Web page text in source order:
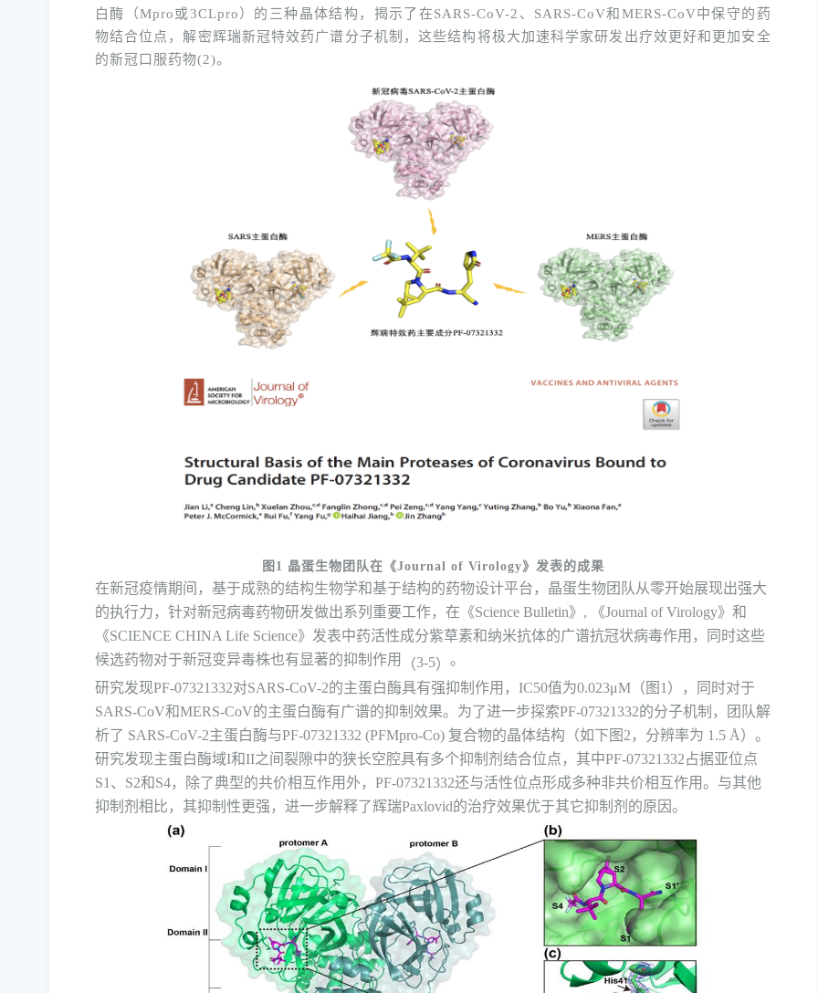
白酶（Mpro或3CLpro）的三种晶体结构，揭示了在SARS-CoV-2 、 SARS-CoV和 MERS-CoV中保守的药
物结合位点，解密辉瑞新冠特效药广谱分子机制，这些结构将极大加速科学家研发出疗效更好和更加安全
的新冠口服药物(2)。
图 1 晶蛋生物团队在《Journal of Virology》发表的成果
在新冠疫情期间，基于成熟的结构生物学和基于结构的药物设计平台，晶蛋生物团队从零开始展现出强大
的执行力，针对新冠病毒药物研发做出系列重要工作，在 《ScienceBulletin》 , 《Journal of Virology》 和
《SCIENCE CHINA Life Science》 发表中药活性成分紫草素和纳米抗体的广谱抗冠状病毒作用，同时这些
候选药物对于新冠变异毒株也有显著的抑制作用
（3-5） 。
研究发现PF-07321332对SARS-CoV-2的主蛋白酶具有强抑制作用， IC50值为0.023μM（图 1 ），
同时对于
SARS-CoV和MERS-CoV的主蛋白酶有广谱的抑制效果。 为了进一步探索PF-07321332的分子机制， 团队解
析了 SARS-CoV-2主蛋白酶与PF-07321332 (PFMpro-Co) 复合物的晶体结构（如下图 2 ，分辨率为 1.5 Å）。
研究发现主蛋白酶域I和II之间裂隙中的狭长空腔具有多个抑制剂结合位点，其中PF-07321332占据亚位点
S1 、 S2和S4，除了典型的共价相互作用外， PF-07321332还与活性位点形成多种非共价相互作用。与其他
抑制剂相比，其抑制性更强， 进一步解释了辉瑞Paxlovid的治疗效果优于其它抑制剂 的原因。